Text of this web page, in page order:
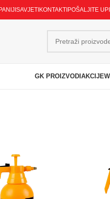
SAVJETI KONTAKTI POŠALJITE
GK PROIZVODI AKCIJE